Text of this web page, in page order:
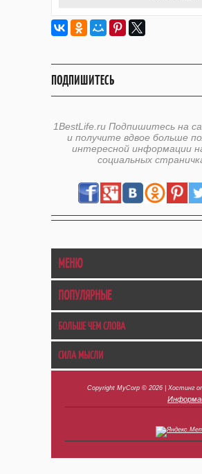
ПОДПИШИТЕСЬ
1BestLife.ru Подпишитесь на
и получите вдвое больше
интересной информации
социальных
МЕНЮ
ПОПУЛЯРНЫЕ
БОЛЬШЕ ЧЕМ СЛОВА
СИЛА МЫСЛИ
Copyright MyCorp © 2026 Хостинг